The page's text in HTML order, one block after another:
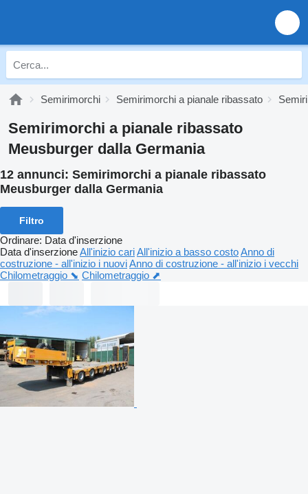
Semirimorchi Semirimorchi a pianale ribassato
Semirimorchi a pianale ribassato
Meusburger dalla Germania
12 annunci: Semirimorchi a pianale ribassato
Meusburger dalla Germania
Filtro
Ordinare: Data d'inserzione
Data d'inserzioneAll'inizio cariAll'inizio a basso costoAnno di
costruzione - all'inizio i nuoviAnno di costruzione - all'inizio i vecchi
Chilometraggio ⬊ Chilometraggio ⬈